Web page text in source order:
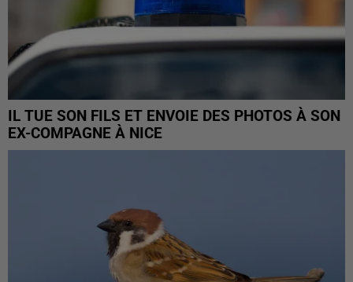
IL TUE SON FILS ET ENVOIE DES PHOTOS À SON
EX-COMPAGNE À NICE